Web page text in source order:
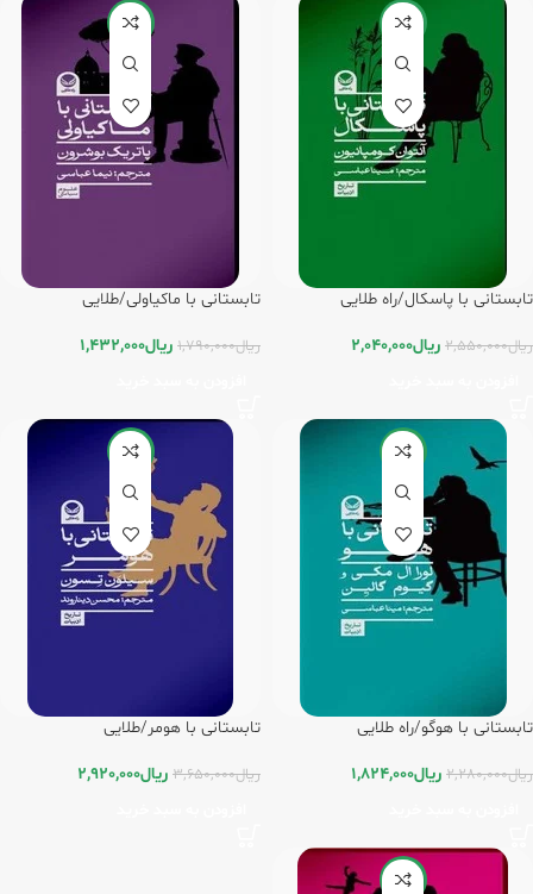
-20%
تابستانی با پاسکال/راه طلایی
ریال2,550,000 ریال2,040,000
-20%
تابستانی با ماکیاولی/طلایی
ریال1,790,000 ریال1,432,000
-20%
تابستانی با هوگو/راه طلایی
ریال2,280,000 ریال1,824,000
-20%
تابستانی با هومر/طلایی
ریال3,650,000 ریال2,920,000
-20%